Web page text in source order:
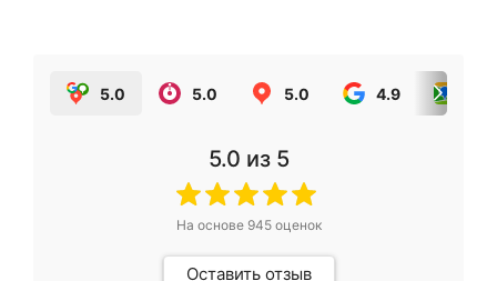
5.0 5.0 5.0 4.9
5.0 из 5
На основе 945оценок
Оставить отзыв